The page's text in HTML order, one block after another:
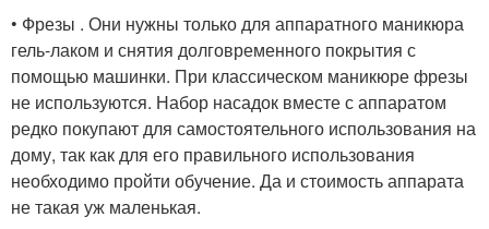
• Фрезы . Они нужны только для аппаратного маникюра
гель-лаком и снятия долговременного покрытия с
помощью машинки. При классическом маникюре фрезы
не используются. Набор насадок вместе с аппаратом
редко покупают для самостоятельного использования на
дому, так как для его правильного использования
необходимо пройти обучение. Да и стоимость аппарата
не такая уж маленькая.